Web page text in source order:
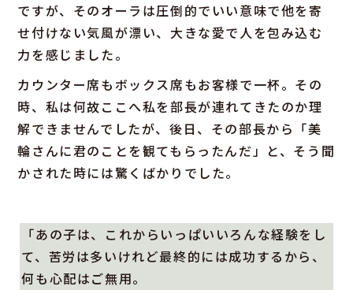
ですが、そのオーラは圧倒的でいい意味で他を寄
せ付けない気風が漂い、大きな愛で人を包み込む
力を感じました。
カウンター席もボックス席もお客様で一杯。その
時、私は何故ここへ私を部長が連れてきたのか理
解できませんでしたが、後日、その部長から「美
輪さんに君のことを観てもらったんだ」と、そう聞
かされた時には驚くばかりでした。
「あの子は、これからいっぱいいろんな経験をし
て、苦労は多いけれど最終的には成功するから、
何も心配はご無用。